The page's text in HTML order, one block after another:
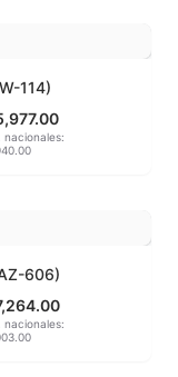
114)
nacionales:
606)
nacionales: